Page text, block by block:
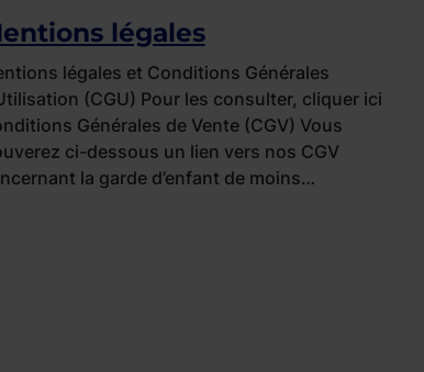
légales
légales et Conditions Générales
(CGU) Pour les consulter, cliquer ici
Générales de Vente (CGV) Vous
ci-dessous un lien vers nos CGV
la garde d’enfant de moins…